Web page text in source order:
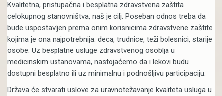
Kvalitetna, pristupačna i besplatna zdravstvena zaštita
celokupnog stanovništva, naš je cilj. Poseban odnos treba da
bude uspostavljen prema onim korisnicima zdravstvene zaštite
kojima je ona najpotrebnija: deca, trudnice, teži bolesnici, starije
osobe. Uz besplatne usluge zdravstvenog osoblja u
medicinskim ustanovama, nastojaćemo da i lekovi budu
dostupni besplatno ili uz minimalnu i podnošljivu participaciju.
Država će stvarati uslove za uravnotežavanje kvaliteta usluga u